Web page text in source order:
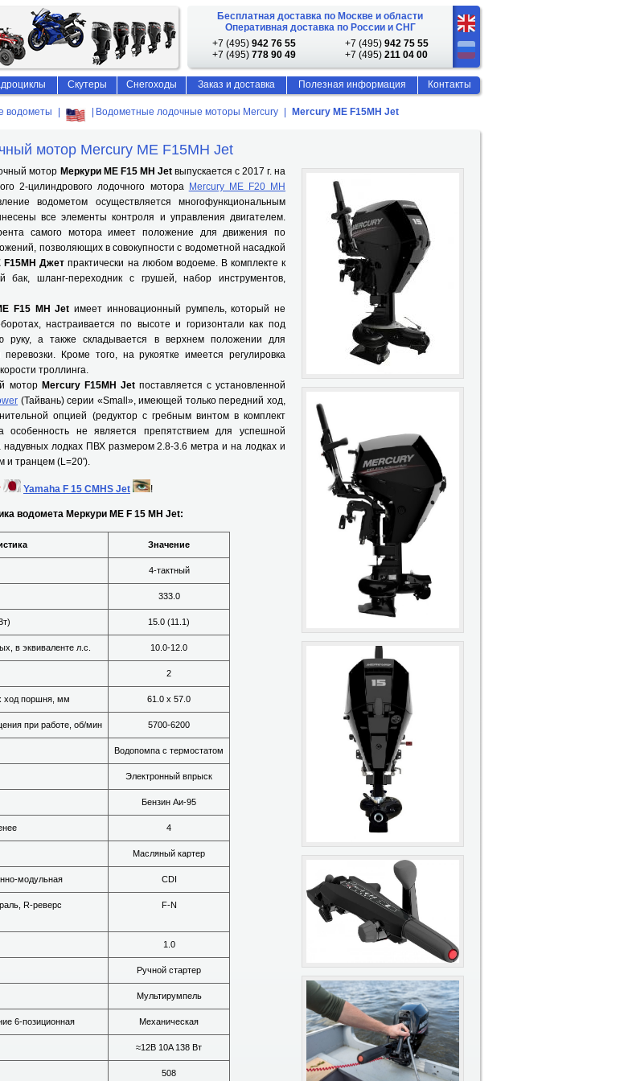
водометы Водометные лодочные моторы Mercury Mercury ME F15MH Jet
мотор Mercury ME F15MH Jet
мотор Меркури МЕ F15 МH Jetвыпускается с 2017 г. на
2-цилиндрового лодочного мотора Mercury ME F20 MH
водометом осуществляется многофункциональным
все элементы контроля и управления двигателем.
самого мотора имеет положение для движения по
позволяющих в совокупности с водометной насадкой
F15MH Джет практически на любом водоеме. В комплекте к
бак, шланг-переходник с грушей, набор инструментов,
F15 МH Jet имеет инновационный румпель, который не
настраивается по высоте и горизонтали как под
а также складывается в верхнем положении для
Кроме того, на рукоятке имеется регулировка
троллинга.
мотор Mercury F15MH Jetпоставляется с установленной
(Тайвань) серии «Small», имеющей только передний ход,
опцией (редуктор с гребным винтом в комплект
особенность не является препятствием для успешной
надувных лодках ПВХ размером 2.8-3.6 метра и на лодках и
и транцем (L=20').
Yamaha F 15 CMHS Jet !
водомета Меркури МЕ F 15 MH Jet:
Значение
4-тактный
333.0
15.0 (11.1)
в эквиваленте л.с. 10.0-12.0
2
ход поршня, мм 61.0 x 57.0
при работе, об/мин 5700-6200
Водопомпа с термостатом
Электронный впрыск
Бензин Аи-95
4
Масляный картер
модульная CDI
R-реверс
F-N
1.0
Ручной стартер
Мультирумпель
6-позиционная Механическая
≈12В 10A 138 Вт
508
Бесплатная доставка по Москве и области
Оперативная доставка по России и СНГ
+7 (495) 942 76 55 +7 (495) 942 75 55
+7 (495) 778 90 49 +7 (495) 211 04 00
Скутеры Снегоходы Заказ и доставка Полезная информация Контакты